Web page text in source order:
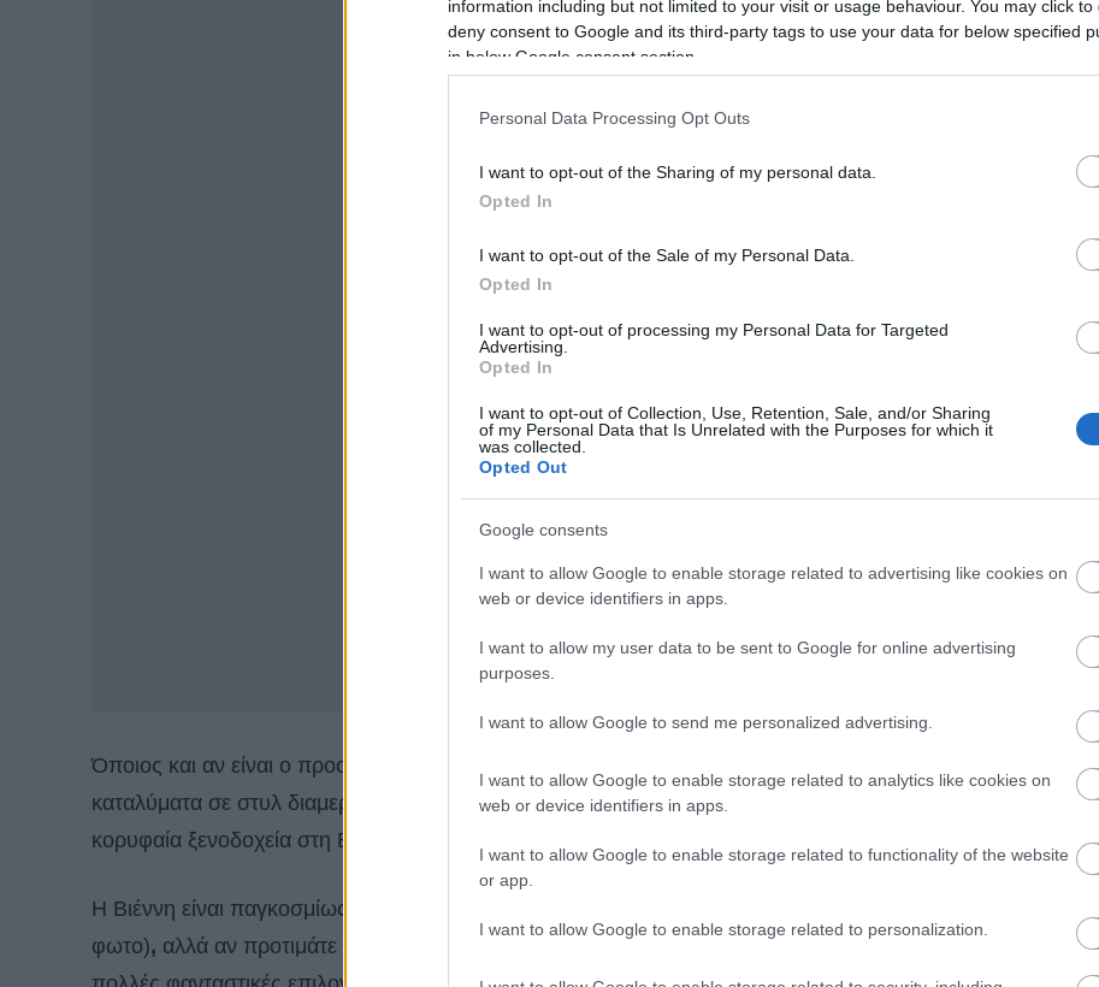
information including but not limited to your visit or usage behaviour. You may click to
deny consent to Google and its third-party tags to use your data for below specified
in below Google consent section.
Personal Data Processing Opt Outs
I want to opt-out of the Sharing of my personal data.
Opted In
I want to opt-out of the Sale of my Personal Data.
Opted In
I want to opt-out of processing my Personal Data for Targeted
Advertising.
Opted In
I want to opt-out of Collection, Use, Retention, Sale, and/or Sharing
of my Personal Data that Is Unrelated with the Purposes for which it
was collected.
Opted Out
Google consents
I want to allow Google to enable storage related to advertising like cookies on
web or device identifiers in apps.
I want to allow my user data to be sent to Google for online advertising
purposes.
I want to allow Google to send me personalized advertising.
I want to allow Google to enable storage related to analytics like cookies on
web or device identifiers in apps.
I want to allow Google to enable storage related to functionality of the website
or app.
I want to allow Google to enable storage related to personalization.
Όποιος και αν είναι ο προορισμός, η διαμονή σε αυτόν είναι το πρώτο βασικό πράγμα. Είτε αναζητάτε
καταλύματα σε στυλ διαμερισμάτων, οικονομικά δωμάτια ή πολυτελή ξενοδοχεία, εδώ θα δείτε τα
κορυφαία ξενοδοχεία στη Βιέννη!
Η Βιέννη είναι παγκοσμίως γνωστή για μεγάλα ξενοδοχεία, όπως το πεντάστερο
φωτο), αλλά αν προτιμάτε πιο χαλαρά πράγματα (ή φιλικά προς τον προϋπολογισμό), η πόλη έχει